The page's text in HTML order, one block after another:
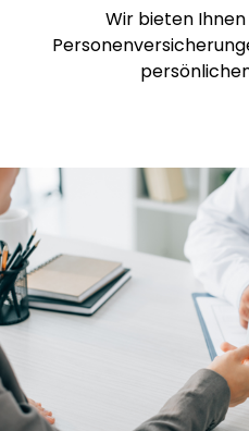
Wir bieten